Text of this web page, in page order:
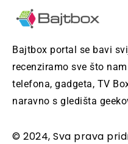
Bajtbox portal se bavi
recenziramo sve što
telefona, gadgeta, TV
naravno s gledišta
© 2024, Sva prava